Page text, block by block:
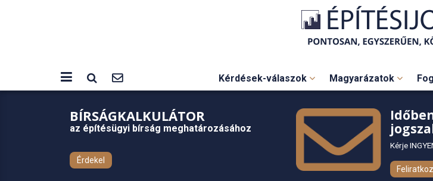
Kérdések-válaszok Magyarázatok
BÍRSÁGKALKULÁTOR
az építésügyi bírság meghatározásához
Érdekel
Kérje